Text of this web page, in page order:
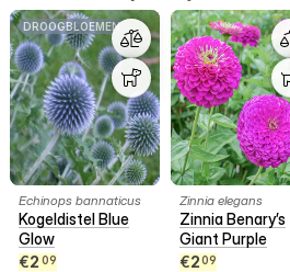
DROOGBLOEMEN
Echinops bannaticus
Kogeldistel Blue
Glow
€2 09
Zinnia elegans
Zinnia Benary’s
Giant Purple
€209